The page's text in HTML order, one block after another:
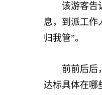
该游客告诉
息，到派工作
归我管”。
前前后后，
达标具体在哪